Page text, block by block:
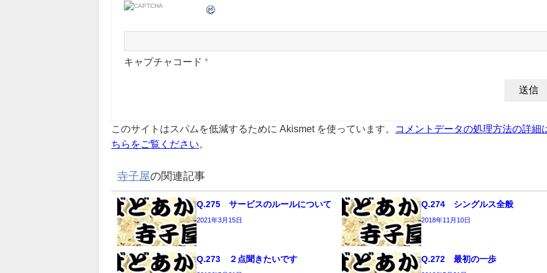
キャプチャコード *
このサイトはスパムを低減するために Akismet を使っています。
コメントデータの処理方法の詳細
ちらをご覧ください
寺子屋の関連記事
Q.275 サービスのルールについて
2021年3月15日
Q.274 シングルス全般
2018年11月10日
Q.273 ２点聞きたいです Q.272 最初の一歩